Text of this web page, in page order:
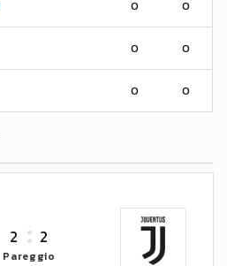
0 0
0 0
0 0
2 2
Pareggio